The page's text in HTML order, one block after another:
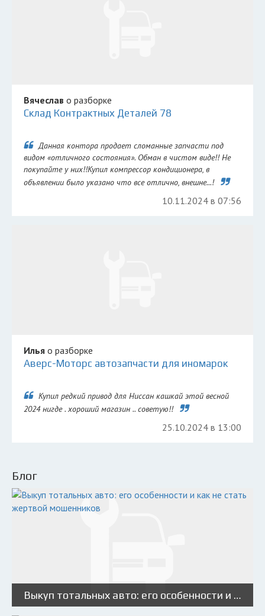
Вячеслав о разборке
Склад Контрактных Деталей 78
Данная контора продает сломанные запчасти под
видом «отличного состояния». Обман в чистом виде!! Не
покупайте у них!!Купил компрессор кондиционера, в
объявлении было указано что все отлично, внешне...!
10.11.2024 в 07:56
Илья о разборке
Аверс-Моторс автозапчасти для иномарок
Купил редкий привод для Ниссан кашкай этой весной
2024 нигде . хороший магазин .. советую!!
25.10.2024 в 13:00
Блог
Выкуп тотальных авто: его особенности и как не стать жертвой мошенников